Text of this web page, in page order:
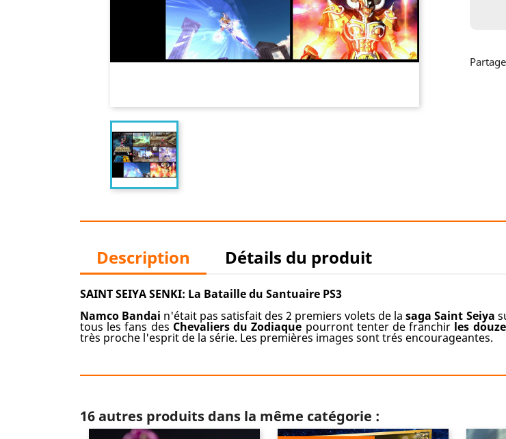
Description Détails du produit
SAINT SEIYA SENKI: La Bataille du Santuaire PS3
Namco Bandai n'était pas satisfait des 2 premiers volets de lasaga Saint Seiya
tous les fans des Chevaliers du Zodiaque pourront tenter de franchir les
très proche l'esprit de la série. Les premières images sont trés encourageantes.
16 autres produits dans la même catégorie :